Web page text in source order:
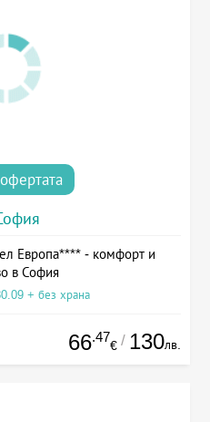
Европа**** - комфорт и
в София
+ без храна
66.47
€ / 130лв.